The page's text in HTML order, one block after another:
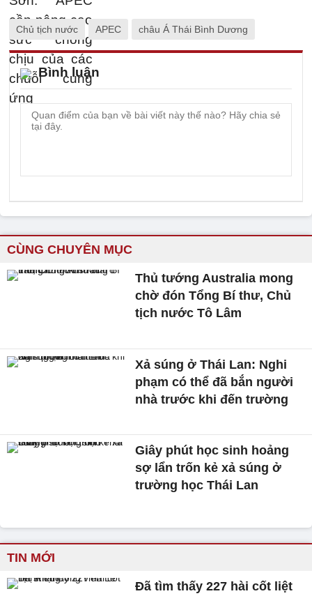
Chủ tịch nước APEC châu Á Thái Bình Dương
Bình luận
CÙNG CHUYÊN MỤC
Thủ tướng Australia mong
chờ đón Tổng Bí thư, Chủ
tịch nước Tô Lâm
Xả súng ở Thái Lan: Nghi
phạm có thể đã bắn người
nhà trước khi đến trường
Giây phút học sinh hoảng
sợ lẩn trốn kẻ xả súng ở
trường học Thái Lan
TIN MỚI
Đã tìm thấy 227 hài cốt liệt